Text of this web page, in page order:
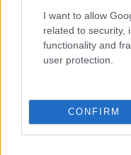
I want to allow
related to security,
functionality and
user protection.
CONFIRM
Gomba